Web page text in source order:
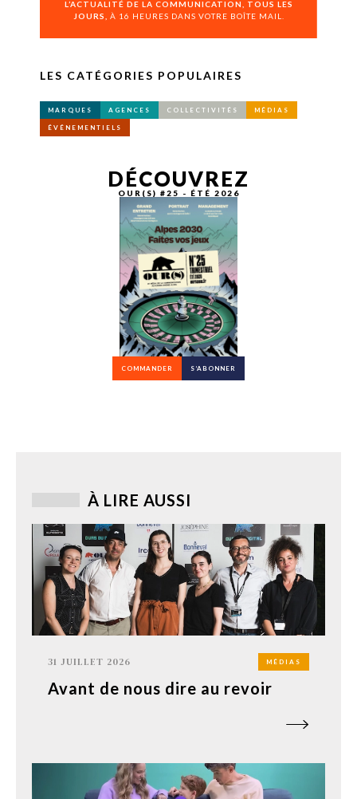
L’ACTUALITÉ DE LA COMMUNICATION, TOUS LES
JOURS,
À 16 HEURES DANS VOTRE BOÎTE MAIL.
LES CATÉGORIES POPULAIRES
MARQUES AGENCES COLLECTIVITÉS MÉDIAS
ÉVÉNEMENTIELS
DÉCOUVREZ
OUR(S) #25 - ÉTÉ 2026
COMMANDER S’ABONNER
À LIRE AUSSI
31 JUILLET 2026 MÉDIAS
Avant de nous dire au revoir